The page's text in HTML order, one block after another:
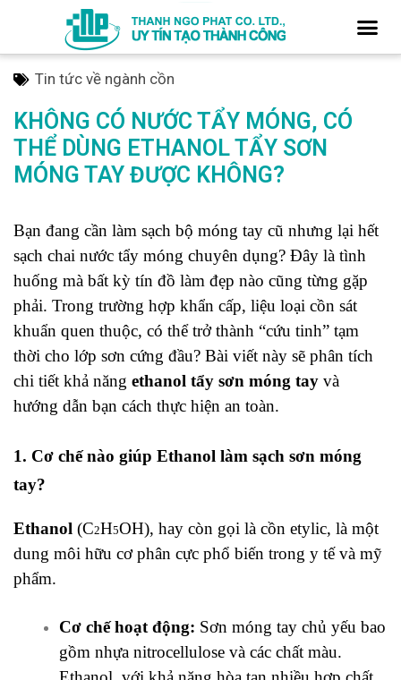
Tin tức về ngành cồn
KHÔNG CÓ NƯỚC TẨY MÓNG, CÓ
THỂ DÙNG ETHANOL TẨY SƠN
MÓNG TAY ĐƯỢC KHÔNG?
Bạn đang cần làm sạch bộ móng tay cũ nhưng lại hết
sạch chai nước tẩy móng chuyên dụng? Đây là tình
huống mà bất kỳ tín đồ làm đẹp nào cũng từng gặp
phải. Trong trường hợp khẩn cấp, liệu loại cồn sát
khuẩn quen thuộc, có thể trở thành “cứu tinh” tạm
thời cho lớp sơn cứng đầu? Bài viết này sẽ phân tích
chi tiết khả năng ethanol tẩy sơn móng tay và
hướng dẫn bạn cách thực hiện an toàn.
1. Cơ chế nào giúp Ethanol làm sạch sơn móng
tay?
Ethanol (C2H5OH), hay còn gọi là cồn etylic, là một
dung môi hữu cơ phân cực phổ biến trong y tế và mỹ
phẩm.
Cơ chế hoạt động: Sơn móng tay chủ yếu bao
gồm nhựa nitrocellulose và các chất màu.